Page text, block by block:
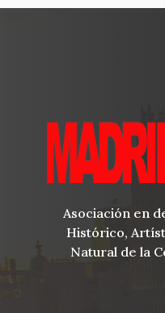
Asociación en
Histórico,
Natural de la